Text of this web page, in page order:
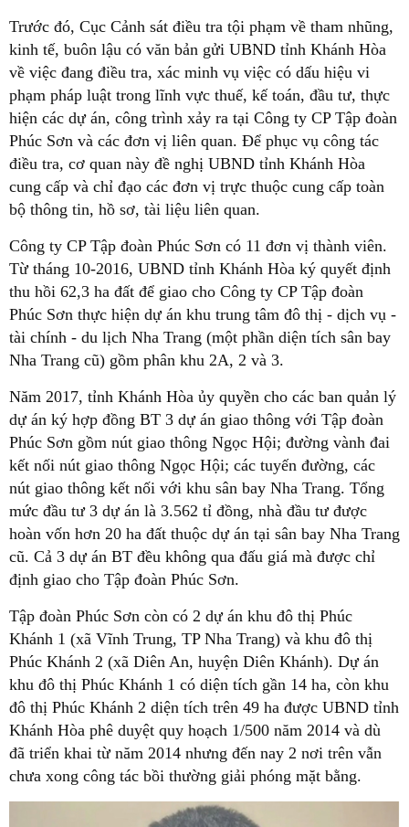
Trước đó, Cục Cảnh sát điều tra tội phạm về tham nhũng,
kinh tế, buôn lậu có văn bản gửi UBND tỉnh Khánh Hòa
về việc đang điều tra, xác minh vụ việc có dấu hiệu vi
phạm pháp luật trong lĩnh vực thuế, kế toán, đầu tư, thực
hiện các dự án, công trình xảy ra tại Công ty CP Tập đoàn
Phúc Sơn và các đơn vị liên quan. Để phục vụ công tác
điều tra, cơ quan này đề nghị UBND tỉnh Khánh Hòa
cung cấp và chỉ đạo các đơn vị trực thuộc cung cấp toàn
bộ thông tin, hồ sơ, tài liệu liên quan.
Công ty CP Tập đoàn Phúc Sơn có 11 đơn vị thành viên.
Từ tháng 10-2016, UBND tỉnh Khánh Hòa ký quyết định
thu hồi 62,3 ha đất để giao cho Công ty CP Tập đoàn
Phúc Sơn thực hiện dự án khu trung tâm đô thị - dịch vụ -
tài chính - du lịch Nha Trang (một phần diện tích sân bay
Nha Trang cũ) gồm phân khu 2A, 2 và 3.
Năm 2017, tỉnh Khánh Hòa ủy quyền cho các ban quản lý
dự án ký hợp đồng BT 3 dự án giao thông với Tập đoàn
Phúc Sơn gồm nút giao thông Ngọc Hội; đường vành đai
kết nối nút giao thông Ngọc Hội; các tuyến đường, các
nút giao thông kết nối với khu sân bay Nha Trang. Tổng
mức đầu tư 3 dự án là 3.562 tỉ đồng, nhà đầu tư được
hoàn vốn hơn 20 ha đất thuộc dự án tại sân bay Nha Trang
cũ. Cả 3 dự án BT đều không qua đấu giá mà được chỉ
định giao cho Tập đoàn Phúc Sơn.
Tập đoàn Phúc Sơn còn có 2 dự án khu đô thị Phúc
Khánh 1 (xã Vĩnh Trung, TP Nha Trang) và khu đô thị
Phúc Khánh 2 (xã Diên An, huyện Diên Khánh). Dự án
khu đô thị Phúc Khánh 1 có diện tích gần 14 ha, còn khu
đô thị Phúc Khánh 2 diện tích trên 49 ha được UBND tỉnh
Khánh Hòa phê duyệt quy hoạch 1/500 năm 2014 và dù
đã triển khai từ năm 2014 nhưng đến nay 2 nơi trên vẫn
chưa xong công tác bồi thường giải phóng mặt bằng.